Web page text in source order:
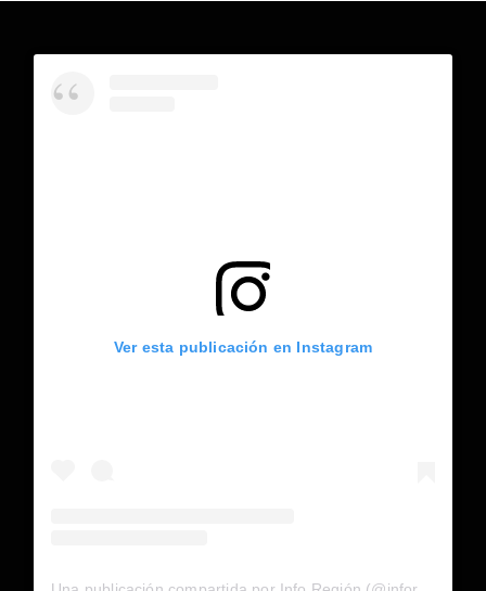
Ver esta publicación en Instagram